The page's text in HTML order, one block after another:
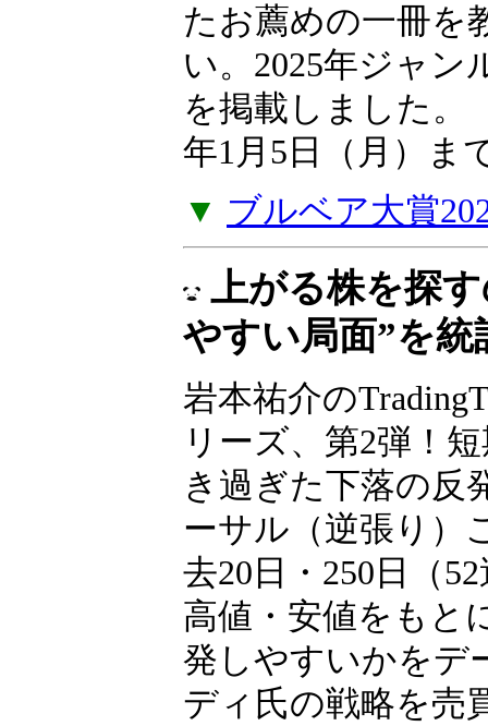
たお薦めの一冊を
い。2025年ジャン
を掲載しました。
年1月5日（月）ま
▼ ブルベア大賞
上がる株を探
やすい局面”を
岩本祐介の
リーズ、第2弾！
き過ぎた下落の反
ーサル（逆張り）
去20日・250日（
高値・安値をもと
発しやすいかをデ
ディ氏の戦略を売